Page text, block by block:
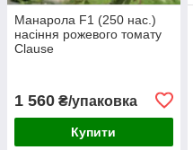
Манарола F1 (250 нас.)
насіння рожевого томату
Clause
1 560 ₴/упаковка
Купити